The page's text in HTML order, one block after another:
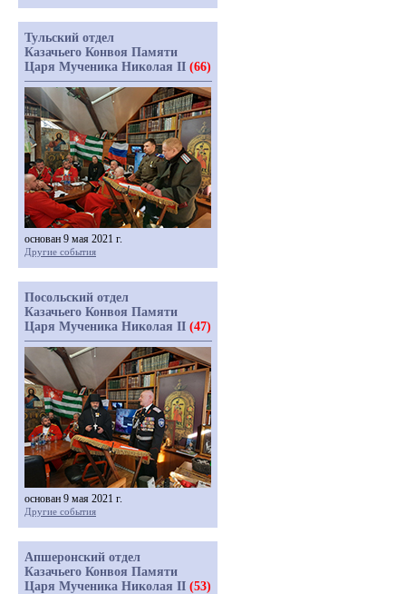
Тульский отдел
Казачьего Конвоя Памяти
Царя Мученика Николая II (66)
основан 9 мая 2021 г.
Другие события
Посольский отдел
Казачьего Конвоя Памяти
Царя Мученика Николая II (47)
основан 9 мая 2021 г.
Другие события
Апшеронский отдел
Казачьего Конвоя Памяти
Царя Мученика Николая II (53)